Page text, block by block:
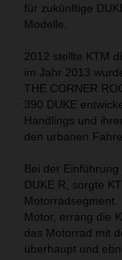
für zukünftige
Modelle.
2012 stellte KTM
im Jahr 2013
THE CORNER
390 DUKE
Handlings und
den urbanen
Bei der Einführung
DUKE R, sorgte
Motorradsegment.
Motor, errang die
das Motorrad mit
überhaupt und